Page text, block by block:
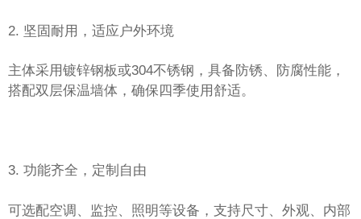
2. 坚固耐用，适应户外环境
主体采用镀锌钢板或304不锈钢，具备防锈、防腐性能，
搭配双层保温墙体，确保四季使用舒适。
3. 功能齐全，定制自由
可选配空调、监控、照明等设备，支持尺寸、外观、内部